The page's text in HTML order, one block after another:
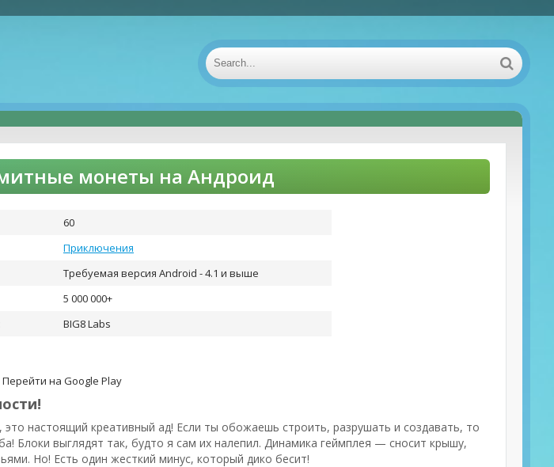
монеты на Андроид
60
Приключения
Требуемая версия Android - 4.1 и выше
5 000 000+
BIG8 Labs
Перейти на Google Play
настоящий креативный ад! Если ты обожаешь строить, разрушать и создавать, то
Блоки выглядят так, будто я сам их налепил. Динамика геймплея — сносит крышу,
Но! Есть один жесткий минус, который дико бесит!